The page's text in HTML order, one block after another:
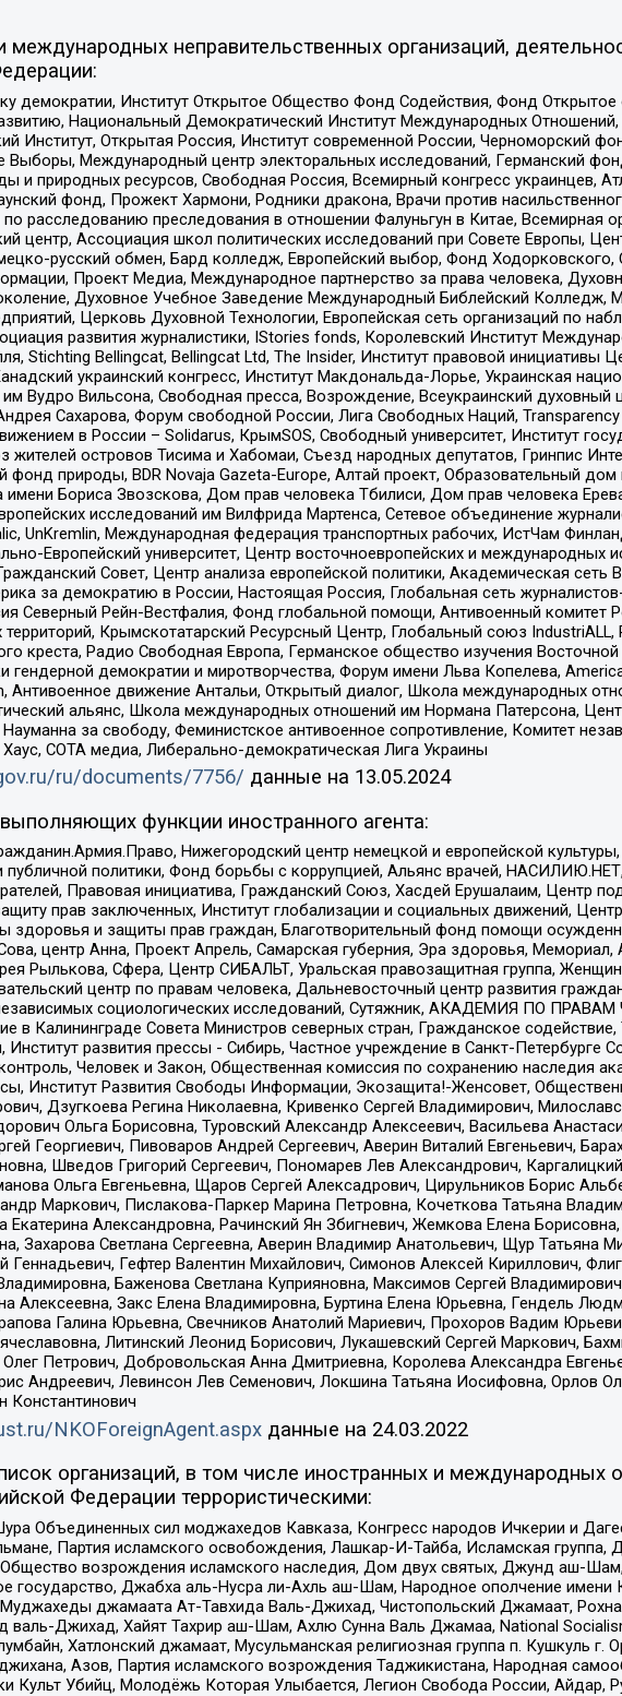
неправительственных организаций,
демократии, Институт Открытое Общество Фонд Содействия, Фонд
Национальный Демократический Институт Международных Отношений,
Институт, Открытая Россия, Институт современной России, Черноморский
Выборы, Международный центр электоральных исследований, Германский
природных ресурсов, Свободная Россия, Всемирный конгресс украинцев,
фонд, Прожект Хармони, Родники дракона, Врачи против
по расследованию преследования в отношении Фалуньгун в Китае, Всемирная
центр, Ассоциация школ политических исследований при Совете Европы,
русский обмен, Бард колледж, Европейский выбор, Фонд
Проект Медиа, Международное партнерство за права человека,
Духовное Учебное Заведение Международный Библейский Колледж,
Церковь Духовной Технологии, Европейская сеть организаций по
развития журналистики, IStories fonds, Королевский Институт
Stichting Bellingcat, Bellingcat Ltd, The Insider, Институт правовой инициативы
украинский конгресс, Институт Макдональда-Лорье, Украинская
Вудро Вильсона, Свободная пресса, Возрождение, Всеукраинский духовный
Сахарова, Форум свободной России, Лига Свободных Наций,
в России – Solidarus, КрымSOS, Свободный университет, Институт
жителей островов Тисима и Хабомаи, Съезд народных депутатов, Гринпис
фонд природы, BDR Novaja Gazeta-Europe, Алтай проект, Образовательный
имени Бориса Звозскова, Дом прав человека Тбилиси, Дом прав человека
исследований им Вилфрида Мартенса, Сетевое объединение
UnKremlin, Международная федерация транспортных рабочих, ИстЧам
Европейский университет, Центр восточноевропейских и
Совет, Центр анализа европейской политики, Академическая сеть
за демократию в России, Настоящая Россия, Глобальная сеть
Северный Рейн-Вестфалия, Фонд глобальной помощи, Антивоенный комитет
Крымскотатарский Ресурсный Центр, Глобальный союз
креста, Радио Свободная Европа, Германское общество изучения
демократии и миротворчества, Форум имени Льва Копелева,
Антивоенное движение Антальи, Открытый диалог, Школа международных
альянс, Школа международных отношений им Нормана Патерсона,
за свободу, Феминистское антивоенное сопротивление, Комитет
СОТА медиа, Либерально-демократическая Лига Украины
ru/documents/7756/ данные на 13.05.2024
функции иностранного агента:
Нижегородский центр немецкой и европейской
публичной политики, Фонд борьбы с коррупцией, Альянс врачей,
Правовая инициатива, Гражданский Союз, Хасдей Ерушалаим, Центр
прав заключенных, Институт глобализации и социальных движений,
здоровья и защиты прав граждан, Благотворительный фонд помощи
центр Анна, Проект Апрель, Самарская губерния, Эра здоровья,
Рылькова, Сфера, Центр СИБАЛЬТ, Уральская правозащитная группа,
центр по правам человека, Дальневосточный центр развития
социологических исследований, Сутяжник, АКАДЕМИЯ ПО
в Калининграде Совета Министров северных стран, Гражданское
развития прессы - Сибирь, Частное учреждение в Санкт-Петербурге
Человек и Закон, Общественная комиссия по сохранению наследия
Институт Развития Свободы Информации, Экозащита!-Женсовет,
Дзугкоева Регина Николаевна, Кривенко Сергей Владимирович,
Ольга Борисовна, Туровский Александр Алексеевич, Васильева
Георгиевич, Пивоваров Андрей Сергеевич, Аверин Виталий Евгеньевич,
Шведов Григорий Сергеевич, Пономарев Лев Александрович,
Ольга Евгеньевна, Щаров Сергей Алексадрович, Цирульников Борис
Маркович, Пислакова-Паркер Марина Петровна, Кочеткова Татьяна
Екатерина Александровна, Рачинский Ян Збигневич, Жемкова Елена
Захарова Светлана Сергеевна, Аверин Владимир Анатольевич, Щур Татьяна
Гефтер Валентин Михайлович, Симонов Алексей Кириллович,
Баженова Светлана Куприяновна, Максимов Сергей
Алексеевна, Закс Елена Владимировна, Буртина Елена Юрьевна, Гендель
Галина Юрьевна, Свечников Анатолий Мариевич, Прохоров Вадим
Литинский Леонид Борисович, Лукашевский Сергей Маркович,
Петрович, Добровольская Анна Дмитриевна, Королева Александра
Андреевич, Левинсон Лев Семенович, Локшина Татьяна Иосифовна, Орлов
Константинович
NKOForeignAgent.aspxданные на 24.03.2022
организаций, в том числе иностранных и международных
Федерации террористическими:
Объединенных сил моджахедов Кавказа, Конгресс народов Ичкерии и
Партия исламского освобождения, Лашкар-И-Тайба, Исламская группа,
возрождения исламского наследия, Дом двух святых, Джунд аш-
государство, Джабха аль-Нусра ли-Ахль аш-Шам, Народное ополчение
джамаата Ат-Тавхида Валь-Джихад, Чистопольский Джамаат,
валь-Джихад, Хайят Тахрир аш-Шам, Ахлю Сунна Валь Джамаа, National
Хатлонский джамаат, Мусульманская религиозная группа п. Кушкуль г.
Азов, Партия исламского возрождения Таджикистана, Народная
Культ Убийц, Молодёжь Которая Улыбается, Легион Свобода России, Айдар,